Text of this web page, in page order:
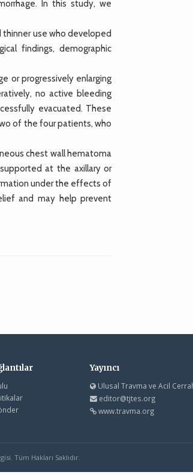
In this study, we
use who developed
findings, demographic
or progressively enlarging
no active bleeding
evacuated. These
of the four patients, who
chest wall hematoma
at the axillary or
under the effects of
and may help prevent
Yayıncı
Ulusal Travma ve Acil
editor@tjtes.org
www.travma.org
Tüm Hakları Saklıdır.